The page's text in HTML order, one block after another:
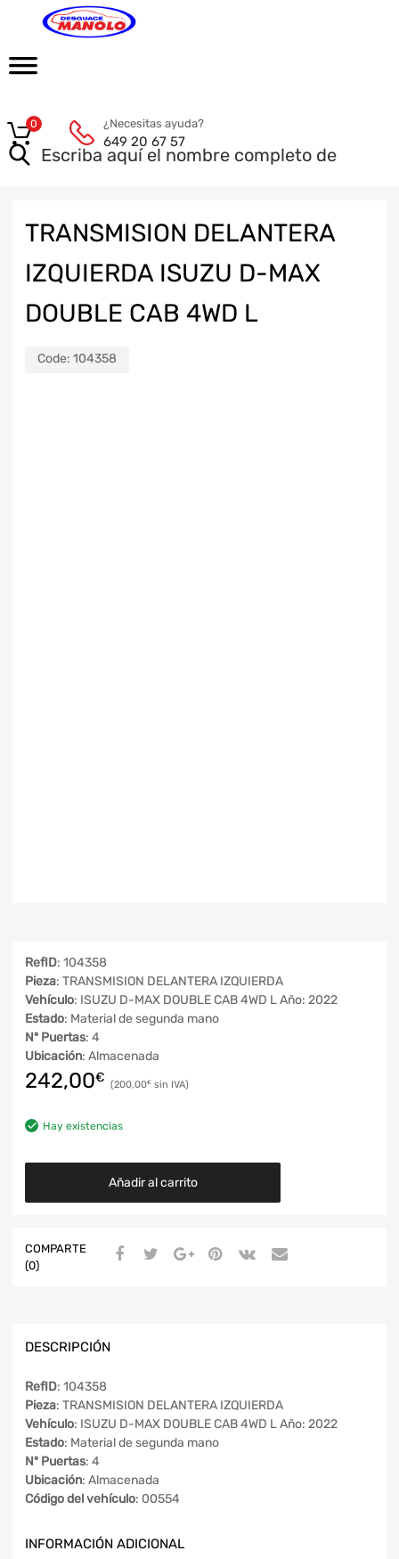
¿Necesitas ayuda?
649 20 67 57
0
TRANSMISION DELANTERA
IZQUIERDA ISUZU D-MAX
DOUBLE CAB 4WD L
Code: 104358
RefID: 104358
Pieza: TRANSMISION DELANTERA IZQUIERDA
Vehículo: ISUZU D-MAX DOUBLE CAB 4WD L Año: 2022
Estado: Material de segunda mano
Nº Puertas: 4
Ubicación: Almacenada
242,00€ 200,00€
Hay existencias
Añadir al carrito
COMPARTE
(0)
DESCRIPCIÓN
RefID: 104358
Pieza: TRANSMISION DELANTERA IZQUIERDA
Vehículo: ISUZU D-MAX DOUBLE CAB 4WD L Año: 2022
Estado: Material de segunda mano
Nº Puertas: 4
Ubicación: Almacenada
Código del vehículo: 00554
INFORMACIÓN ADICIONAL